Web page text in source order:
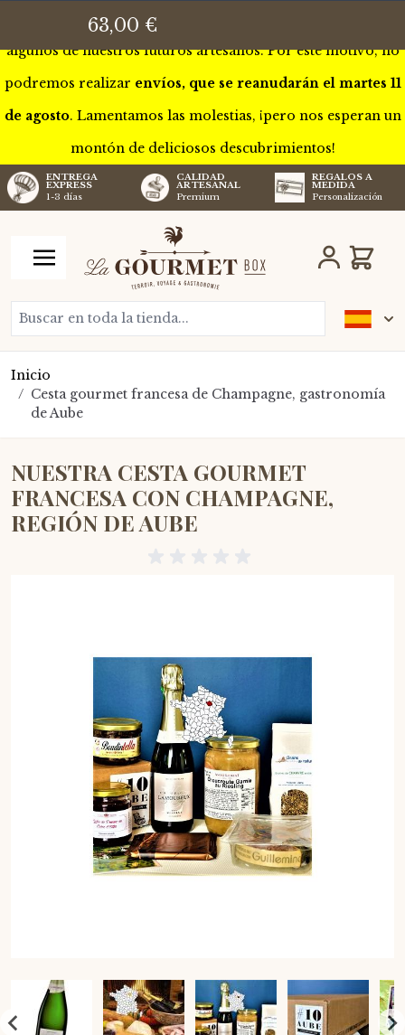
Esta semana estaremos de gira por Francia para conocer a
algunos de nuestros futuros artesanos. Por este motivo, no
podremos realizar envíos, que se reanudarán el martes 11
de agosto. Lamentamos las molestias, ¡pero nos esperan un
montón de deliciosos descubrimientos!
ENTREGA
EXPRESS
1-3 días
CALIDAD
ARTESANAL
Premium
REGALOS A
MEDIDA
Personalización
Buscar en toda la tienda...
Carro
Inicio
/ Cesta gourmet francesa de Champagne, gastronomía
de Aube
NUESTRA CESTA GOURMET
FRANCESA CON CHAMPAGNE,
REGIÓN DE AUBE
63,00 €